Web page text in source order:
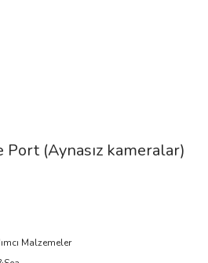
Port (Aynasız kameralar)
Malzemeler